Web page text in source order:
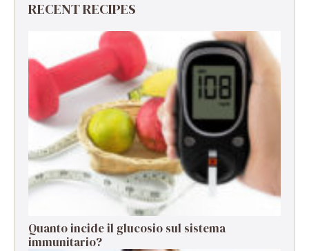
RECENT RECIPES
Quanto incide il glucosio sul sistema
immunitario?